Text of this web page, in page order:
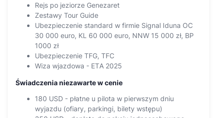
Rejs po jeziorze Genezaret
Zestawy Tour Guide
Ubezpieczenie standard w firmie Signal Iduna OC
30 000 euro, KL 60 000 euro, NNW 15 000 zł, BP
1000 zł
Ubezpieczenie TFG, TFC
Wiza wjazdowa - ETA 2025
Świadczenia niezawarte w cenie
180 USD - płatne u pilota w pierwszym dniu
wyjazdu (ofiary, parkingi, bilety wstępu)